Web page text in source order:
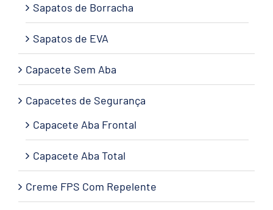
Sapatos de Borracha
Sapatos de EVA
Capacete Sem Aba
Capacetes de Segurança
Capacete Aba Frontal
Capacete Aba Total
Creme FPS Com Repelente